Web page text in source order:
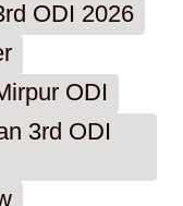
ODI 2026
ODI
3rd ODI